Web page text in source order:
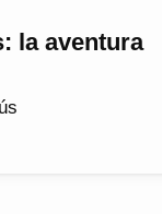
la aventura